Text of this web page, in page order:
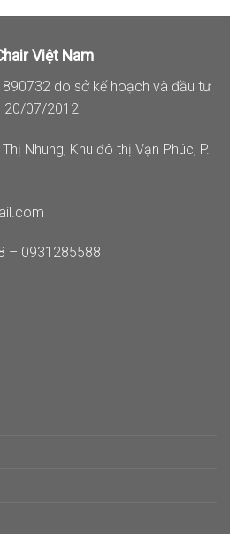
Việt Nam
do sở kế hoạch và đầu tư
20/07/2012
Nhung, Khu đô thị Vạn Phúc, P.
– 0931285588